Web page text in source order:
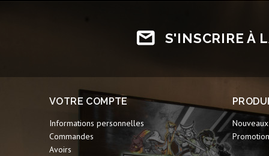
S'INSCRIRE À
VOTRE COMPTE
Informations personnelles
Commandes
Avoirs